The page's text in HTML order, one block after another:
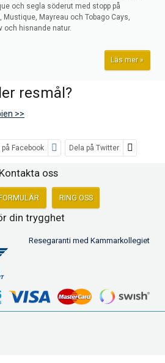
och segla söderut med stopp på
Mayreau och Tobago Cays,
och hisnande natur.
Läs mer
resmål?
>>
på Facebook Dela på Twitter
Sociala medier
Kontakta oss
RING OSS
din trygghet
Resegaranti med Kammarkollegiet